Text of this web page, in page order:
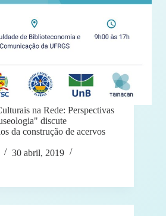
na Rede: Perspectivas
discute
da construção de acervos
30 abril, 2019